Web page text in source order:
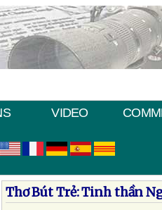
VIDEO
Thơ Bút Trẻ: Tinh thần